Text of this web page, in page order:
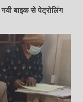
बाइक से पेट्रोलिंग